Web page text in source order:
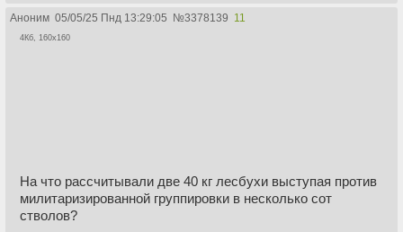
Аноним 05/05/25 Пнд 13:29:05 №3378139 11
4Кб, 160x160
На что рассчитывали две 40 кг лесбухи выступая против
милитаризированной группировки в несколько сот
стволов?